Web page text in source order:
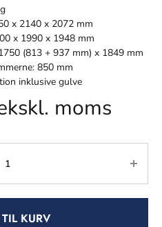
x 2140 x 2072 mm
x 1990 x 1948 mm
(813 + 937 mm) x 1849 mm
850 mm
inklusive gulve
moms
KURV